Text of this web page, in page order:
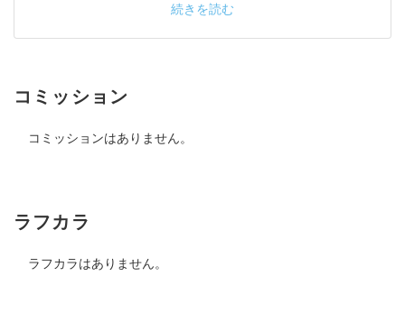
続きを読む
コミッション
コミッションはありません。
ラフカラ
ラフカラはありません。